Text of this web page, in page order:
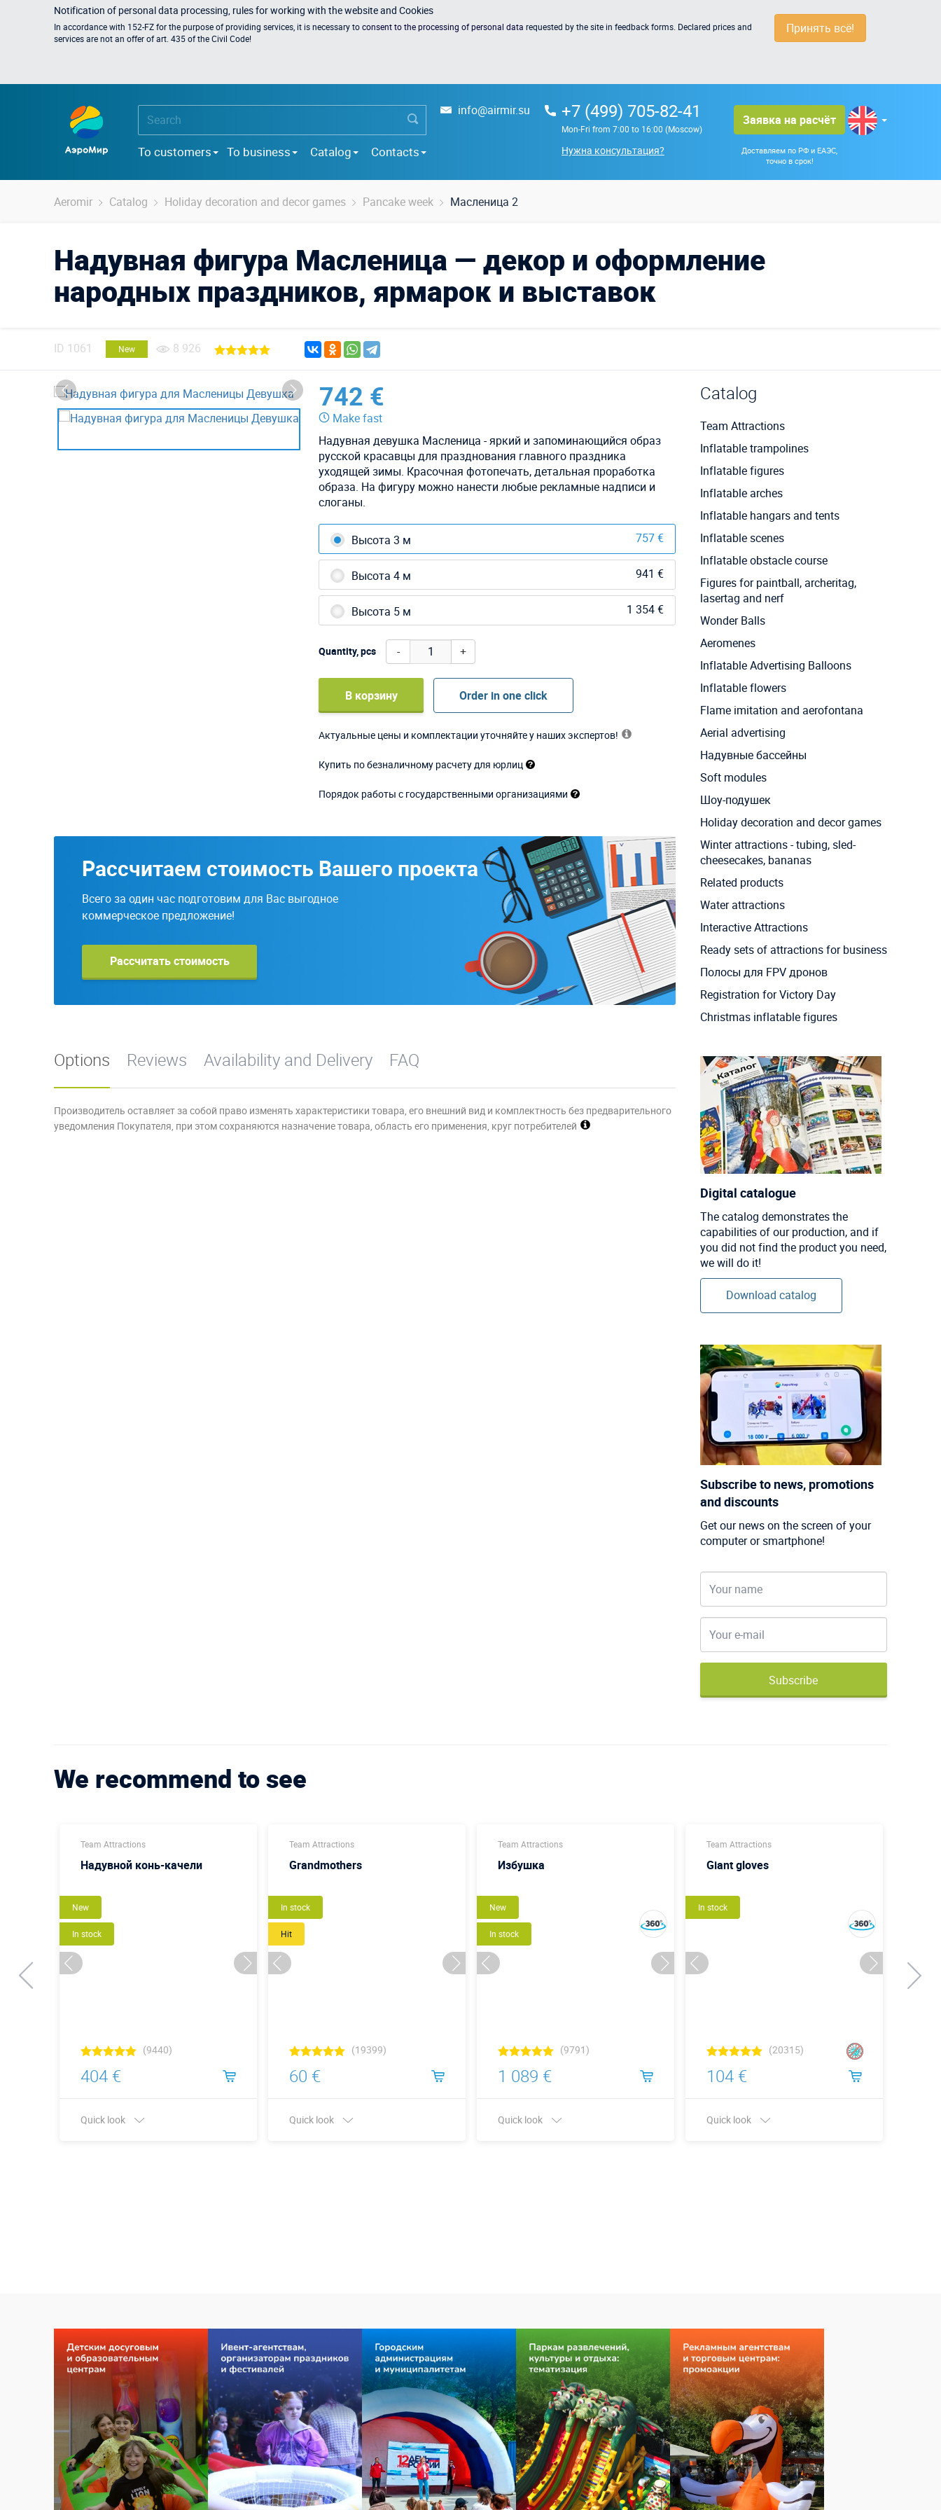
Принять всё!
Notification of personal data processing, rules for working with the website and Cookies
In accordance with 152-FZ for the purpose of providing services, it is necessary toconsent to the processing of personal data requested by the site in feedback forms. Declared prices and
services are not an offer of art. 435 of the Civil Code!
To customers To business Catalog Contacts
info@airmir.su +7 (499) 705-82-41
Mon-Fri from 7:00 to 16:00 (Moscow)
Нужна консультация?
Заявка на расчёт
Доставляем по РФ и ЕАЭС,
точно в срок!
Aeromir Catalog Holiday decoration and decor games Pancake week Масленица 2
Надувная фигура Масленица — декор и оформление
народных праздников, ярмарок и выставок
ID 1061 New 8 926
742 €
Make fast
Надувная девушка Масленица - яркий и запоминающийся образ
русской красавцы для празднования главного праздника
уходящей зимы. Красочная фотопечать, детальная проработка
образа. На фигуру можно нанести любые рекламные надписи и
слоганы.
Высота 3 м 757 €
Высота 4 м 941 €
Высота 5 м 1 354 €
Quantity, pcs - +
В корзину Order in one click
Актуальные цены и комплектации уточняйте у наших экспертов!
Купить по безналичному расчету для юрлиц
Порядок работы с государственными организациями
Рассчитаем стоимость Вашего проекта
Всего за один час подготовим для Вас выгодное
коммерческое предложение!
Рассчитать стоимость
Options Reviews Availability and Delivery FAQ
Производитель оставляет за собой право изменять характеристики товара, его внешний вид и комплектность без предварительного
уведомления Покупателя, при этом сохраняются назначение товара, область его применения, круг потребителей
Catalog
Team Attractions
Inflatable trampolines
Inflatable figures
Inflatable arches
Inflatable hangars and tents
Inflatable scenes
Inflatable obstacle course
Figures for paintball, archeritag,
lasertag and nerf
Wonder Balls
Aeromenes
Inflatable Advertising Balloons
Inflatable flowers
Flame imitation and aerofontana
Aerial advertising
Надувные бассейны
Soft modules
Шоу-подушек
Holiday decoration and decor games
Winter attractions - tubing, sled-
cheesecakes, bananas
Related products
Water attractions
Interactive Attractions
Ready sets of attractions for business
Полосы для FPV дронов
Registration for Victory Day
Christmas inflatable figures
Digital catalogue
The catalog demonstrates the
capabilities of our production, and if
you did not find the product you need,
we will do it!
Download catalog
Subscribe to news, promotions
and discounts
Get our news on the screen of your
computer or smartphone!
Subscribe
We recommend to see
Team Attractions
Надувной конь-качели
New
In stock
(9440)
404 €
Quick look
Team Attractions
Grandmothers
New
Hit
In stock
(19399)
60 €
Quick look
Team Attractions
Избушка
New
In stock
(9791)
1 089 €
Quick look
Team Attractions
Giant gloves
In stock
(20315)
104 €
Quick look